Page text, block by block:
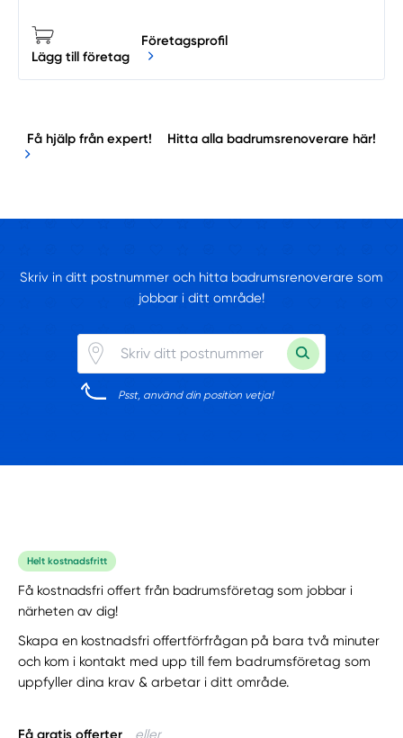
Lägg till företag
Företagsprofil
Få hjälp från expert! Hitta alla badrumsrenoverare här!
Skriv in ditt postnummer och hitta badrumsrenoverare som
jobbar i ditt område!
Psst, använd din position vetja!
Helt kostnadsfritt
Få kostnadsfri offert från badrumsföretag som jobbar i
närheten av dig!
Skapa en kostnadsfri offertförfrågan på bara två minuter
och kom i kontakt med upp till fem badrumsföretag som
uppfyller dina krav & arbetar i ditt område.
Få gratis offerter eller